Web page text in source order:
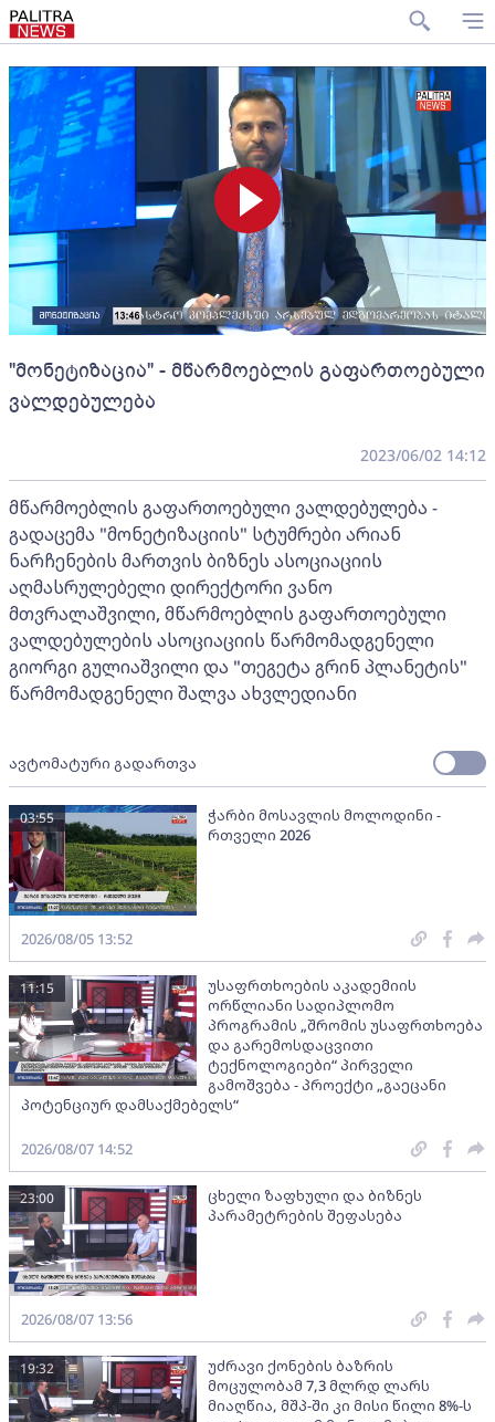
"მონეტიზაცია" - მწარმოებლის გაფართოებული
ვალდებულება
2023/06/02 14:12
მწარმოებლის გაფართოებული ვალდებულება -
გადაცემა "მონეტიზაციის" სტუმრები არიან
ნარჩენების მართვის ბიზნეს ასოციაციის
აღმასრულებელი დირექტორი ვანო
მთვრალაშვილი, მწარმოებლის გაფართოებული
ვალდებულების ასოციაციის წარმომადგენელი
გიორგი გულიაშვილი და "თეგეტა გრინ პლანეტის"
წარმომადგენელი შალვა ახვლედიანი
ავტომატური გადართვა
ჭარბი მოსავლის მოლოდინი -
რთველი 2026
03:55
2026/08/05 13:52
უსაფრთხოების აკადემიის
ორწლიანი სადიპლომო
პროგრამის „შრომის უსაფრთხოება
და გარემოსდაცვითი
ტექნოლოგიები“ პირველი
გამოშვება - პროექტი „გაეცანი
პოტენციურ დამსაქმებელს“
11:15
2026/08/07 14:52
ცხელი ზაფხული და ბიზნეს
პარამეტრების შეფასება
23:00
2026/08/07 13:56
უძრავი ქონების ბაზრის
მოცულობამ 7,3 მლრდ ლარს
მიაღწია, მშპ-ში კი მისი წილი 8%-ს
19:32